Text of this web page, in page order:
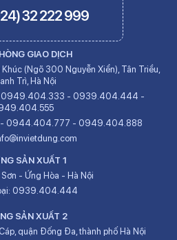
32 222 999
GIAO DỊCH
Khúc (Ngõ 300 Nguyễn Xiển), Tân Triều,
Trì, Hà Nội
0949.404.333 - 0939.404.444 -
0944.404.777 - 0949.404.888
SẢN XUẤT 1
Sơn - Ứng Hòa - Hà Nội
0939.404.444
SẢN XUẤT 2
quận Đống Đa, thành phố Hà Nội